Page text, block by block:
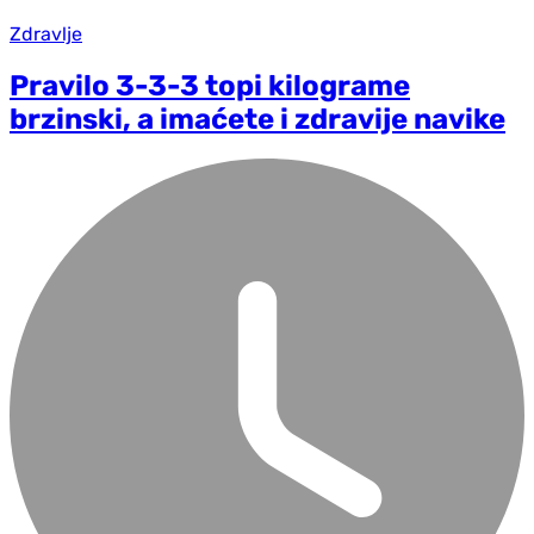
Zdravlje
Pravilo 3-3-3 topi kilograme
brzinski, a imaćete i zdravije navike